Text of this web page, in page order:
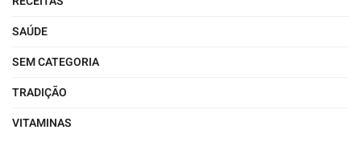
SAÚDE
SEM CATEGORIA
TRADIÇÃO
VITAMINAS